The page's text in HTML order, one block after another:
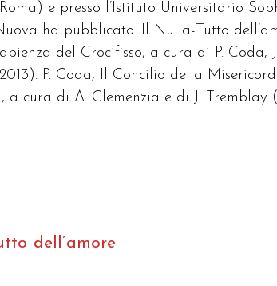
e presso l’Istituto Universitario
ha pubblicato: Il Nulla-Tutto
del Crocifisso, a cura di P. Coda,
P. Coda, Il Concilio della
a cura di A. Clemenzia e di J. Tremblay
dell’amore